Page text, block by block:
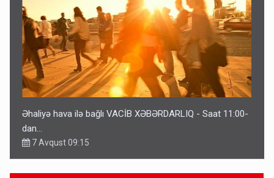
Əhaliyə hava ilə bağlı VACİB XƏBƏRDARLIQ - Saat 11:00-
dan…
7 Avqust 09:15